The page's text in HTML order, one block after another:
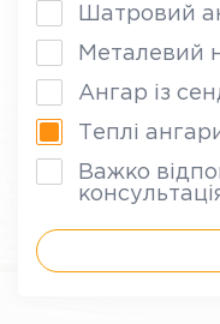
Шатровий
Металевий
Ангар із
Теплі
Важко